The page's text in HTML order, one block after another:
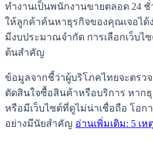
ทำงานเป็นพนักงานขายตลอด 24
ให้ลูกค้าค้นหาธุรกิจของคุณเจอได้
มีงบประมาณจำกัด การเลือกเว็บไ
ต้นสำคัญ
ข้อมูลจากชี้ว่าผู้บริโภคไทยจะตรว
ตัดสินใจซื้อสินค้าหรือบริการ หาก
หรือมีเว็บไซต์ที่ดูไม่น่าเชื่อถือ โอก
อย่างมีนัยสำคัญ อ่านเพิ่มเติม: 5 เ